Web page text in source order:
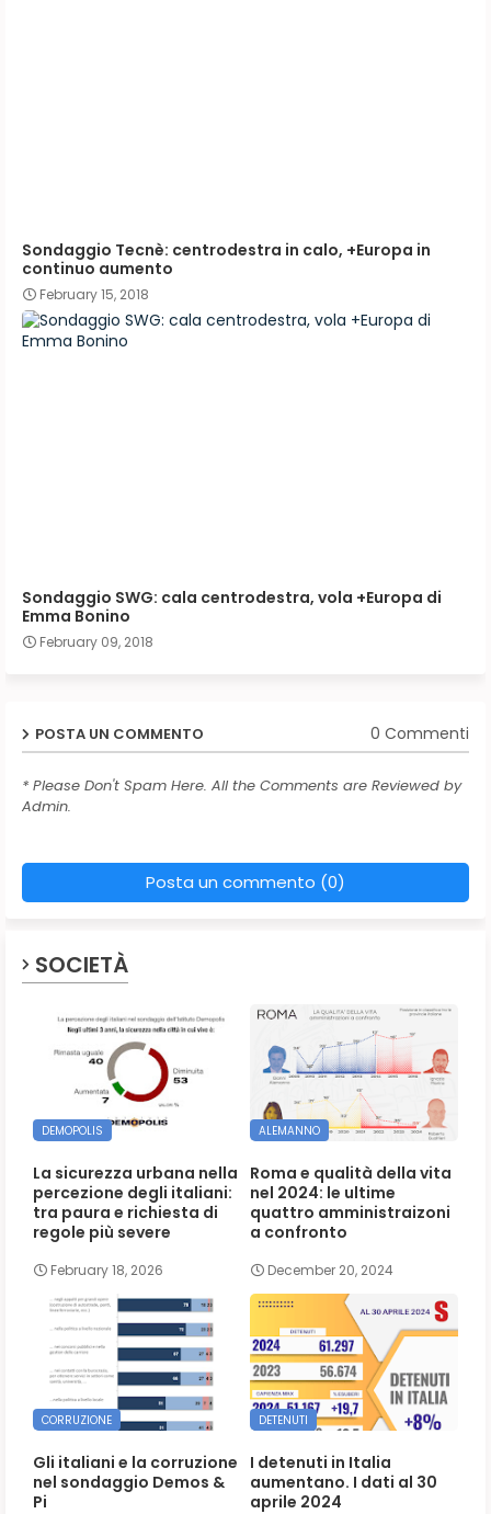
Sondaggio Tecnè: centrodestra in calo, +Europa in
continuo aumento
February 15, 2018
Sondaggio SWG: cala centrodestra, vola +Europa di
Emma Bonino
February 09, 2018
POSTA UN COMMENTO 0 Commenti
* Please Don't Spam Here. All the Comments are Reviewed by
Admin.
Posta un commento (0)
SOCIETÀ
DEMOPOLIS
La sicurezza urbana nella
percezione degli italiani:
tra paura e richiesta di
regole più severe
February 18, 2026
ALEMANNO
Roma e qualità della vita
nel 2024: le ultime
quattro amministraizoni
a confronto
December 20, 2024
CORRUZIONE
Gli italiani e la corruzione
nel sondaggio Demos &
Pi
DETENUTI
I detenuti in Italia
aumentano. I dati al 30
aprile 2024